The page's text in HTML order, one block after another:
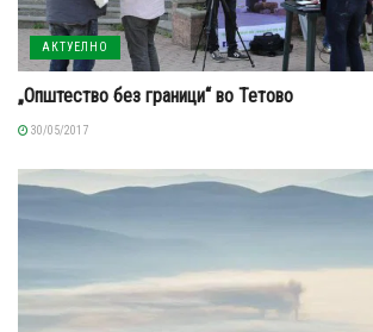
АКТУЕЛНО
„Општество без граници“ во Тетово
30/05/2017